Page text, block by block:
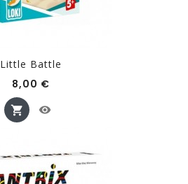
Little Battle
8,00 €